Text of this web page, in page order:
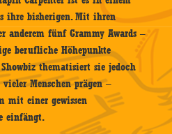
ihre bisherigen. Mit ihren
anderem fünf Grammy Awards –
berufliche Höhepunkte
thematisiert sie jedoch
Menschen prägen –
mit einer gewissen
einfängt.